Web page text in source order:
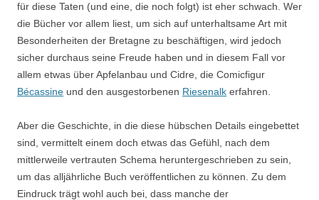
für diese Taten (und eine, die noch folgt) ist eher schwach. Wer
die Bücher vor allem liest, um sich auf unterhaltsame Art mit
Besonderheiten der Bretagne zu beschäftigen, wird jedoch
sicher durchaus seine Freude haben und in diesem Fall vor
allem etwas über Apfelanbau und Cidre, die Comicfigur
Bécassine und den ausgestorbenen Riesenalk erfahren.
Aber die Geschichte, in die diese hübschen Details eingebettet
sind, vermittelt einem doch etwas das Gefühl, nach dem
mittlerweile vertrauten Schema heruntergeschrieben zu sein,
um das alljährliche Buch veröffentlichen zu können. Zu dem
Eindruck trägt wohl auch bei, dass manche der